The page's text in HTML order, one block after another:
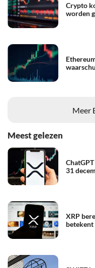
Crypto
worden
Meer
Meest gelezen
31
XRP
betekent